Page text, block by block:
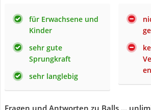
für Erwachsene und
Kinder
sehr gute
Sprungkraft
sehr langlebig
Fragen und Antworten zu Balls ...